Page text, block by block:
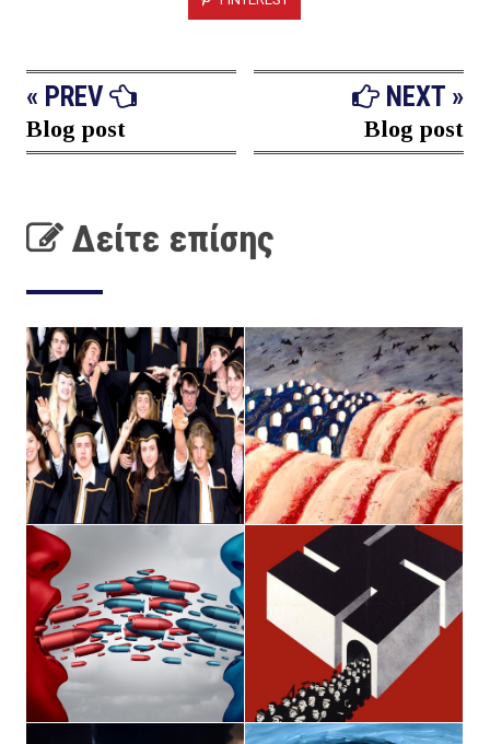
« PREV
Blog post
NEXT »
Blog post
Δείτε επίσης